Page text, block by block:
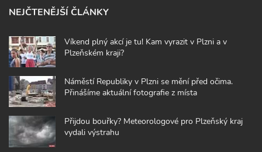
NEJČTENĚJŠÍ ČLÁNKY
Víkend plný akcí je tu! Kam vyrazit v Plzni a v
Plzeňském kraji?
Náměstí Republiky v Plzni se mění před očima.
Přinášíme aktuální fotografie z místa
Přijdou bouřky? Meteorologové pro Plzeňský kraj
vydali výstrahu